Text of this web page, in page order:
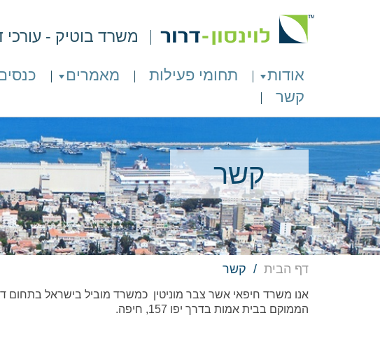
משרד בוטיק - עורכי
אודות תחומי פעילות מאמרים
קשר
קשר
דף הבית קשר
אנו משרד חיפאי אשר צבר מוניטין כמשרד מוביל בישראל בתחום
הממוקם בבית אמות בדרך יפו 157, חיפה.